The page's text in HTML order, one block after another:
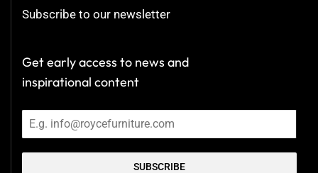
Subscribe to our newsletter
Get early access to news and
inspirational content
SUBSCRIBE